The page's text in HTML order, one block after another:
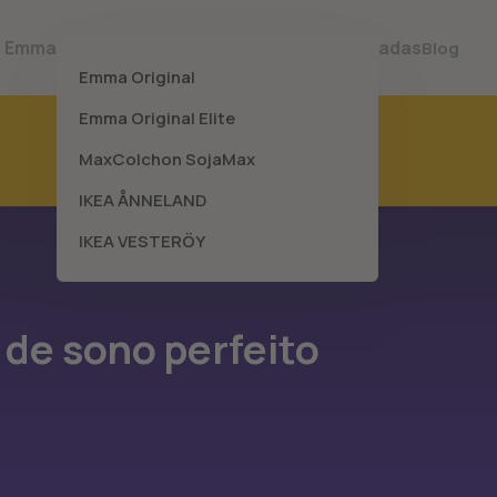
Emma Original
Emma Original Elite
MaxColchon SojaMax
IKEA ÅNNELAND
IKEA VESTERÖY
Melhores AlmofadasBlog
sono perfeito